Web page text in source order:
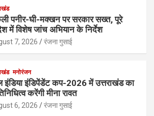
पनीर-घी-मक्खन पर सरकार सख्त, पूरे
में विशेष जांच अभियान के निर्देश
7, 2026 रंजना गुसाई
मनोरंजन
इंडिपेंडेंट कप-2026 में उत्तराखंड का
करेंगी मीना रावत
6, 2026 रंजना गुसाई